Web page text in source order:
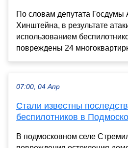
По словам депутата Госдумы
Хинштейна, в результате
использованием
повреждены 24
07:00, 04 Апр
Стали известны
беспилотников в
В подмосковном селе